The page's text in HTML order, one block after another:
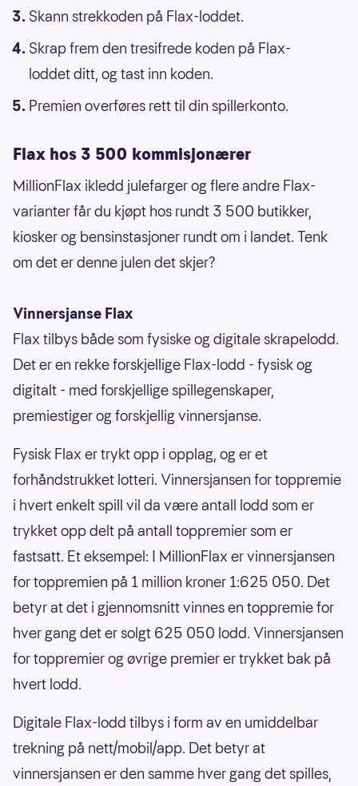
Skann strekkoden på Flax-loddet.
Skrap frem den tresifrede koden på Flax-
loddet ditt, og tast inn koden.
Premien overføres rett til din spillerkonto.
Flax hos 3 500 kommisjonærer
MillionFlax ikledd julefarger og flere andre Flax-
varianter får du kjøpt hos rundt 3 500 butikker,
kiosker og bensinstasjoner rundt om i landet. Tenk
om det er denne julen det skjer?
Vinnersjanse Flax
Flax tilbys både som fysiske og digitale skrapelodd.
Det er en rekke forskjellige Flax-lodd - fysisk og
digitalt - med forskjellige spillegenskaper,
premiestiger og forskjellig vinnersjanse.
Fysisk Flax er trykt opp i opplag, og er et
forhåndstrukket lotteri. Vinnersjansen for toppremie
i hvert enkelt spill vil da være antall lodd som er
trykket opp delt på antall toppremier som er
fastsatt. Et eksempel: I MillionFlax er vinnersjansen
for toppremien på 1 million kroner 1:625 050. Det
betyr at det i gjennomsnitt vinnes en toppremie for
hver gang det er solgt 625 050 lodd. Vinnersjansen
for toppremier og øvrige premier er trykket bak på
hvert lodd.
Digitale Flax-lodd tilbys i form av en umiddelbar
trekning på nett/mobil/app. Det betyr at
vinnersjansen er den samme hver gang det spilles,